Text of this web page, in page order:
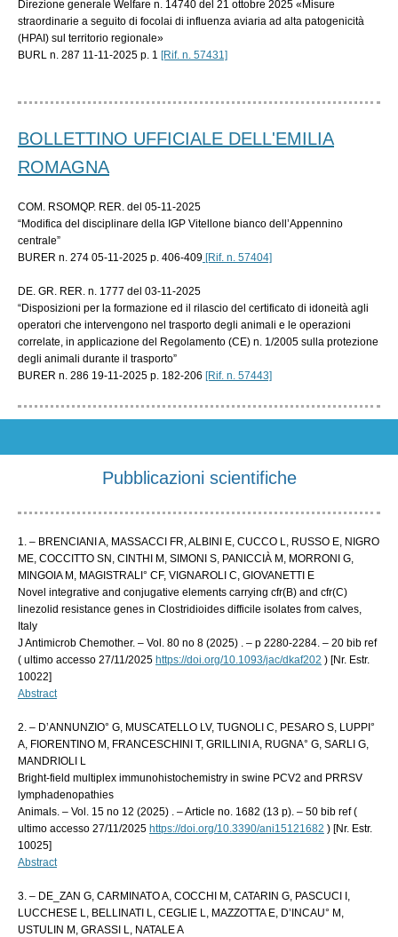
Direzione generale Welfare n. 14740 del 21 ottobre 2025 «Misure
straordinarie a seguito di focolai di influenza aviaria ad alta patogenicità
(HPAI) sul territorio regionale»
BURL n. 287 11-11-2025 p. 1 [Rif. n. 57431]
BOLLETTINO UFFICIALE DELL'EMILIA
ROMAGNA
COM. RSOMQP. RER. del 05-11-2025
“Modifica del disciplinare della IGP Vitellone bianco dell’Appennino
centrale”
BURER n. 274 05-11-2025 p. 406-409 [Rif. n. 57404]
DE. GR. RER. n. 1777 del 03-11-2025
“Disposizioni per la formazione ed il rilascio del certificato di idoneità agli
operatori che intervengono nel trasporto degli animali e le operazioni
correlate, in applicazione del Regolamento (CE) n. 1/2005 sulla protezione
degli animali durante il trasporto”
BURER n. 286 19-11-2025 p. 182-206 [Rif. n. 57443]
Pubblicazioni scientifiche
1. – BRENCIANI A, MASSACCI FR, ALBINI E, CUCCO L, RUSSO E, NIGRO
ME, COCCITTO SN, CINTHI M, SIMONI S, PANICCIÀ M, MORRONI G,
MINGOIA M, MAGISTRALI° CF, VIGNAROLI C, GIOVANETTI E
Novel integrative and conjugative elements carrying cfr(B) and cfr(C)
linezolid resistance genes in Clostridioides difficile isolates from calves,
Italy
J Antimicrob Chemother. – Vol. 80 no 8 (2025) . – p 2280-2284. – 20 bib ref
( ultimo accesso 27/11/2025 https://doi.org/10.1093/jac/dkaf202 ) [Nr. Estr.
10022]
Abstract
2. – D’ANNUNZIO° G, MUSCATELLO LV, TUGNOLI C, PESARO S, LUPPI°
A, FIORENTINO M, FRANCESCHINI T, GRILLINI A, RUGNA° G, SARLI G,
MANDRIOLI L
Bright-field multiplex immunohistochemistry in swine PCV2 and PRRSV
lymphadenopathies
Animals. – Vol. 15 no 12 (2025) . – Article no. 1682 (13 p). – 50 bib ref (
ultimo accesso 27/11/2025 https://doi.org/10.3390/ani15121682 ) [Nr. Estr.
10025]
Abstract
3. – DE_ZAN G, CARMINATO A, COCCHI M, CATARIN G, PASCUCI I,
LUCCHESE L, BELLINATI L, CEGLIE L, MAZZOTTA E, D’INCAU° M,
USTULIN M, GRASSI L, NATALE A